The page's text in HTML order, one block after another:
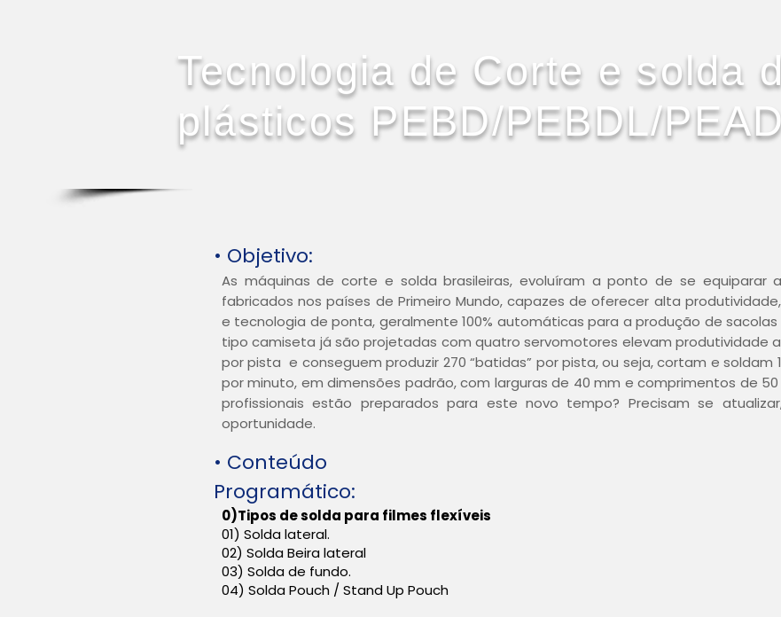
Tecnologia de Corte e solda
plásticos PEBD/PEBDL/
• Objetivo:
As máquinas de corte e solda brasileiras, evoluíram a ponto de se equiparar
fabricados nos países de Primeiro Mundo, capazes de oferecer alta
e tecnologia de ponta, geralmente 100% automáticas para a produção de
tipo camiseta já são projetadas com quatro servomotores elevam produtividade
por pista e conseguem produzir 270 “batidas” por pista, ou seja, cortam e soldam
por minuto, em dimensões padrão, com larguras de 40 mm e comprimentos de 50
profissionais estão preparados para este novo tempo? Precisam se
oportunidade.
• Conteúdo
Programático:
0)Tipos de solda para filmes flexíveis
01) Solda lateral.
02) Solda Beira lateral
03) Solda de fundo.
04) Solda Pouch / Stand Up Pouch